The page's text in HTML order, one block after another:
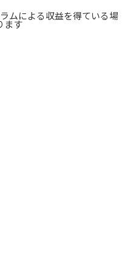
ムによる収益を得ている場
ます